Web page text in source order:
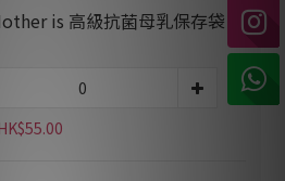
is 高級抗菌母乳保存袋